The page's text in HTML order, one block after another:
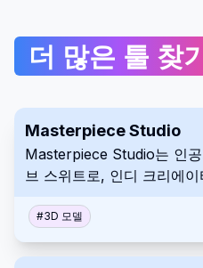
더 많은 툴 찾
Masterpiece Studio
Masterpiece Studio는 인
브 스위트로, 인디 크리에
할 수 있도록 합니다.
#3D 모델